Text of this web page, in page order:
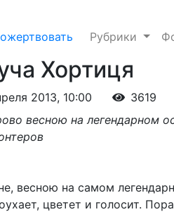
Рубрики
Хортиця
2013, 10:00 3619
весною на легендарном
весною на самом
цветет и голосит.